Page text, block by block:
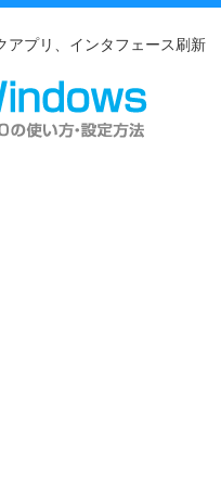
アプリ、インタフェース刷新